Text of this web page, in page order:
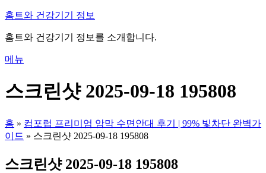
내
으
바
가
홈트와 건강기기 정보
홈트와 건강기기 정보를 소개합니다.
메뉴
스크린샷 2025-09-18 195808
홈 » 컴포럽 프리미엄 암막 수면안대 후기 | 99% 빛차단 완벽가
이드 » 스크린샷 2025-09-18 195808
스크린샷 2025-09-18 195808